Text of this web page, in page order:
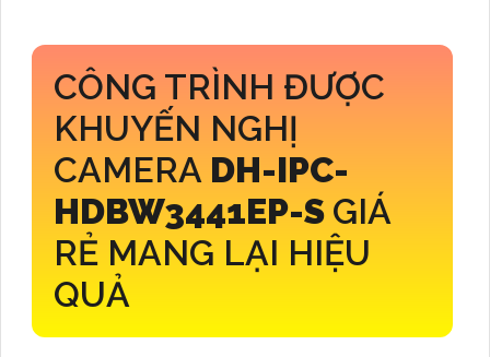
CÔNG TRÌNH ĐƯỢC
KHUYẾN NGHỊ
CAMERA DH-IPC-
HDBW3441EP-S GIÁ
RẺ MANG LẠI HIỆU
QUẢ